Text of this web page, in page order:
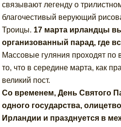
связывают легенду о
благочестивый верующий
Троицы. 17 марта ирландцы
организованный парад, где
Массовые гуляния проходят по
то, что в середине марта, как
великий пост.
Со временем, День Святого
одного государства,
Ирландии и празднуется в